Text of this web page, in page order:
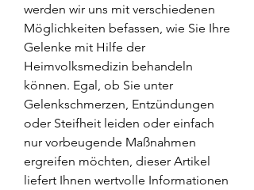
werden wir uns mit verschiedenen
Möglichkeiten befassen, wie Sie Ihre
Gelenke mit Hilfe der
Heimvolksmedizin behandeln
können. Egal, ob Sie unter
Gelenkschmerzen, Entzündungen
oder Steifheit leiden oder einfach
nur vorbeugende Maßnahmen
ergreifen möchten, dieser Artikel
liefert Ihnen wertvolle Informationen